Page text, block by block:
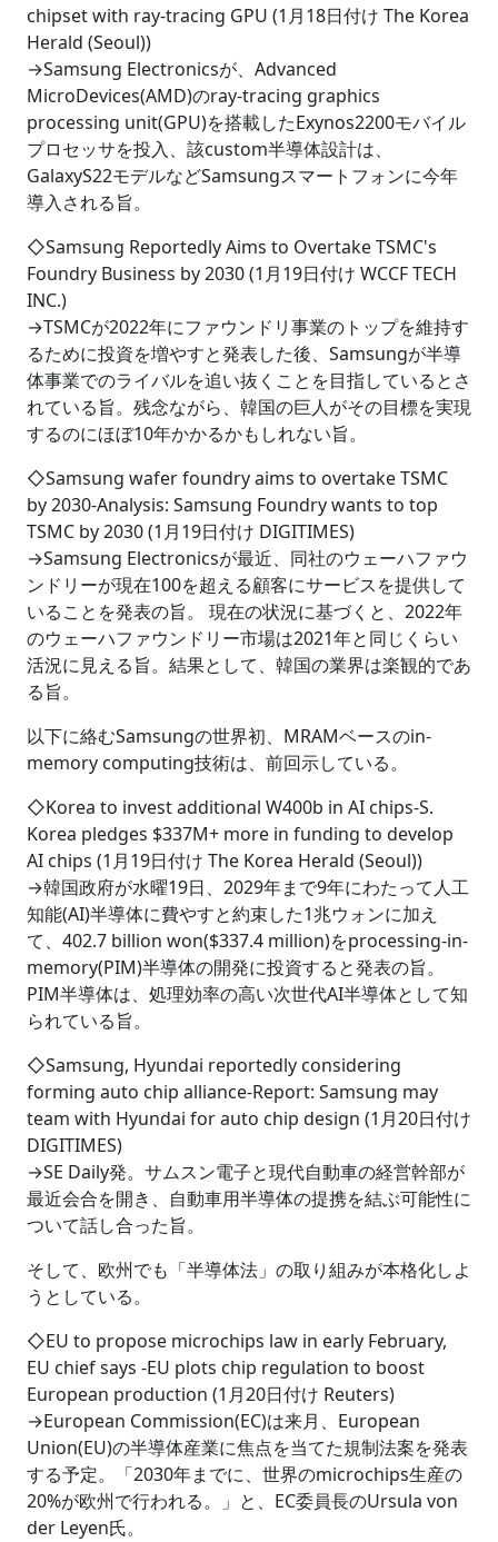
chipset with ray-tracing GPU (1月18日付け The Korea
Herald (Seoul))
→Samsung Electronicsが、Advanced
MicroDevices(AMD)のray-tracing graphics
processing unit(GPU)を搭載したExynos2200モバイル
プロセッサを投入、該custom半導体設計は、
GalaxyS22モデルなどSamsungスマートフォンに今年
導入される旨。
◇Samsung Reportedly Aims to Overtake TSMC's
Foundry Business by 2030 (1月19日付け WCCF TECH
INC.)
→TSMCが2022年にファウンドリ事業のトップを維持す
るために投資を増やすと発表した後、Samsungが半導
体事業でのライバルを追い抜くことを目指しているとさ
れている旨。残念ながら、韓国の巨人がその目標を実現
するのにほぼ10年かかるかもしれない旨。
◇Samsung wafer foundry aims to overtake TSMC
by 2030-Analysis: Samsung Foundry wants to top
TSMC by 2030 (1月19日付け DIGITIMES)
→Samsung Electronicsが最近、同社のウェーハファウ
ンドリーが現在100を超える顧客にサービスを提供して
いることを発表の旨。 現在の状況に基づくと、2022年
のウェーハファウンドリー市場は2021年と同じくらい
活況に見える旨。結果として、韓国の業界は楽観的であ
る旨。
以下に絡むSamsungの世界初、MRAMベースのin-
memory computing技術は、前回示している。
◇Korea to invest additional W400b in AI chips-S.
Korea pledges $337M+ more in funding to develop
AI chips (1月19日付け The Korea Herald (Seoul))
→韓国政府が水曜19日、2029年まで9年にわたって人工
知能(AI)半導体に費やすと約束した1兆ウォンに加え
て、402.7 billion won($337.4 million)をprocessing-in-
memory(PIM)半導体の開発に投資すると発表の旨。
PIM半導体は、処理効率の高い次世代AI半導体として知
られている旨。
◇Samsung, Hyundai reportedly considering
forming auto chip alliance-Report: Samsung may
team with Hyundai for auto chip design (1月20日付け
DIGITIMES)
→SE Daily発。サムスン電子と現代自動車の経営幹部が
最近会合を開き、自動車用半導体の提携を結ぶ可能性に
ついて話し合った旨。
そして、欧州でも「半導体法」の取り組みが本格化しよ
うとしている。
◇EU to propose microchips law in early February,
EU chief says -EU plots chip regulation to boost
European production (1月20日付け Reuters)
→European Commission(EC)は来月、European
Union(EU)の半導体産業に焦点を当てた規制法案を発表
する予定。「2030年までに、世界のmicrochips生産の
20%が欧州で行われる。」と、EC委員長のUrsula von
der Leyen氏。